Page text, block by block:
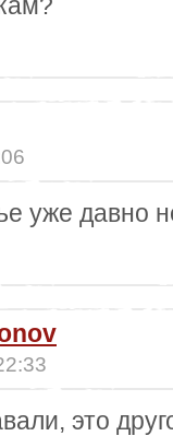
уже давно
это